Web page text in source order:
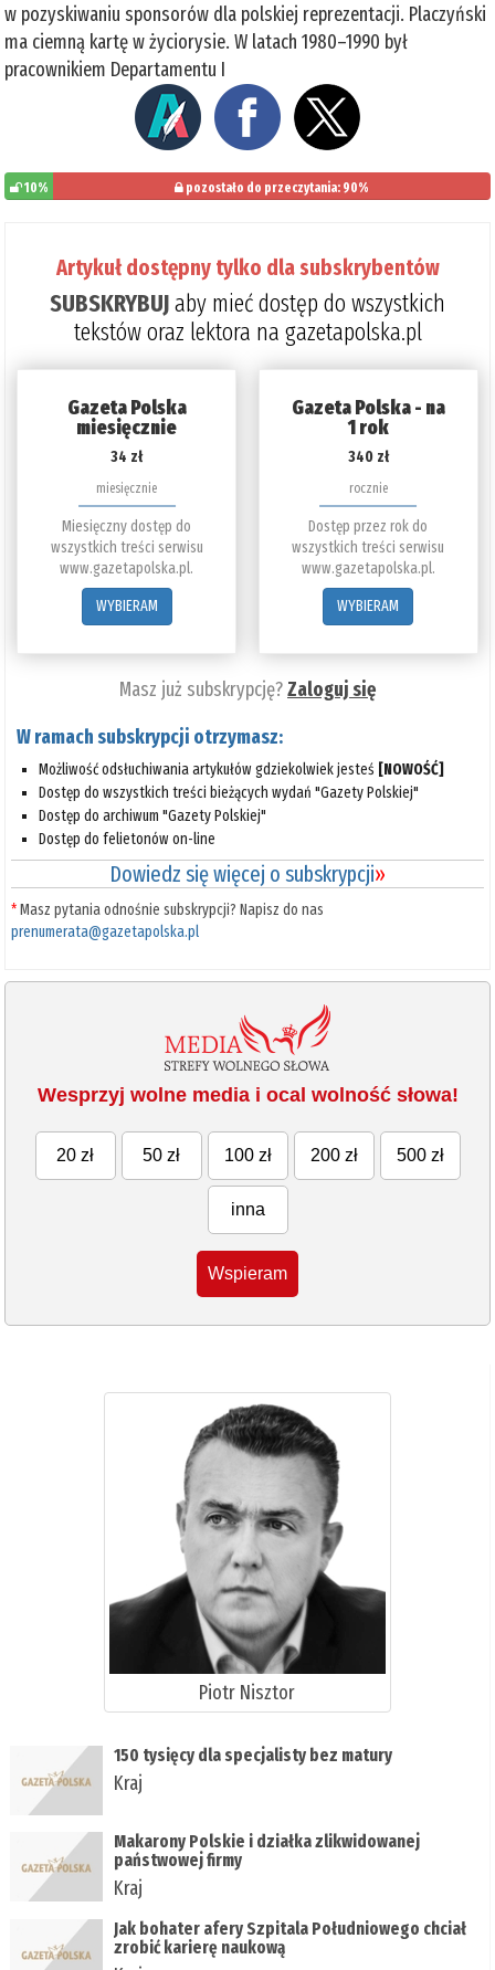
w pozyskiwaniu sponsorów dla polskiej reprezentacji. Placzyński
ma ciemną kartę w życiorysie. W latach 1980–1990 był
pracownikiem Departamentu I
10% pozostało do przeczytania: 90%
Artykuł dostępny tylko dla subskrybentów
SUBSKRYBUJaby mieć dostęp do wszystkich
tekstów oraz lektora na gazetapolska.pl
Gazeta Polska
miesięcznie
34 zł
miesięcznie
Miesięczny dostęp do
wszystkich treści serwisu
www.gazetapolska.pl.
WYBIERAM
Gazeta Polska - na
1 rok
340 zł
rocznie
Dostęp przez rok do
wszystkich treści serwisu
www.gazetapolska.pl.
WYBIERAM
Masz już subskrypcję?Zaloguj się
W ramach subskrypcji otrzymasz:
Możliwość odsłuchiwania artykułów gdziekolwiek jesteś [NOWOŚĆ]
Dostęp do wszystkich treści bieżących wydań "Gazety Polskiej"
Dostęp do archiwum "Gazety Polskiej"
Dostęp do felietonów on-line
Dowiedz się więcej o subskrypcji»
*Masz pytania odnośnie subskrypcji? Napisz do nas
prenumerata@gazetapolska.pl
Wesprzyj wolne media i ocal wolność słowa!
20 zł 50 zł 100 zł 200 zł 500 zł
inna
Wspieram
Piotr Nisztor
150 tysięcy dla specjalisty bez matury
Kraj
Makarony Polskie i działka zlikwidowanej
państwowej firmy
Kraj
Jak bohater afery Szpitala Południowego chciał
zrobić karierę naukową